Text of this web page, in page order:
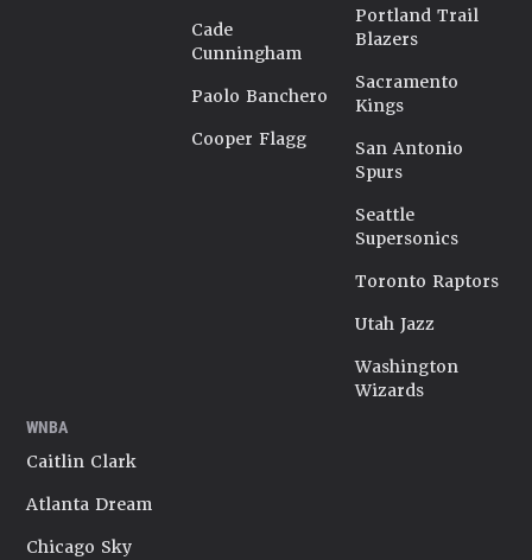
Cade
Cunningham
Paolo Banchero
Cooper Flagg
Portland Trail
Blazers
Sacramento
Kings
San Antonio
Spurs
Seattle
Supersonics
Toronto Raptors
Utah Jazz
Washington
Wizards
WNBA
Caitlin Clark
Atlanta Dream
Chicago Sky